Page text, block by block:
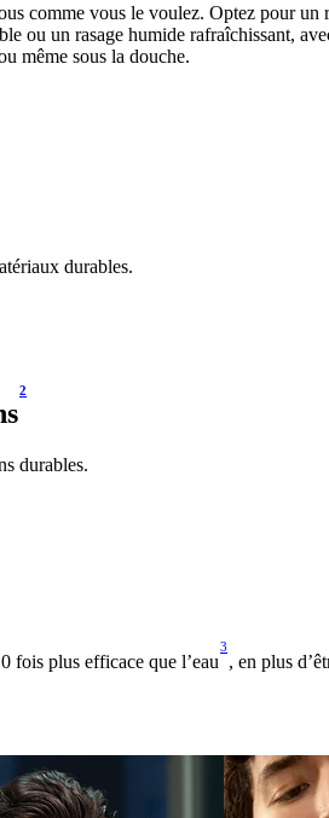
comme vous le voulez. Optez pour un
ou un rasage humide rafraîchissant,
même sous la douche.
durables.
2
durables.
fois plus efficace que l’eau
3
, en plus